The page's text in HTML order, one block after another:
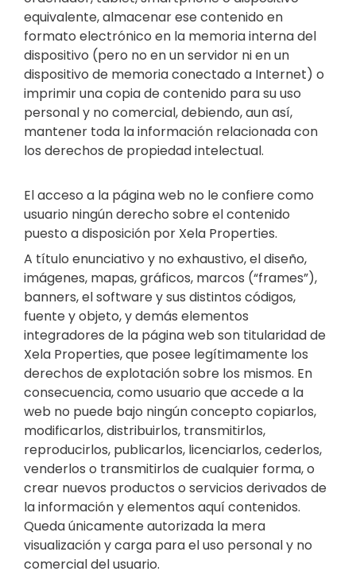
equivalente, almacenar ese contenido en
formato electrónico en la memoria interna del
dispositivo (pero no en un servidor ni en un
dispositivo de memoria conectado a Internet) o
imprimir una copia de contenido para su uso
personal y no comercial, debiendo, aun así,
mantener toda la información relacionada con
los derechos de propiedad intelectual.
El acceso a la página web no le confiere como
usuario ningún derecho sobre el contenido
puesto a disposición por Xela Properties.
A título enunciativo y no exhaustivo, el diseño,
imágenes, mapas, gráficos, marcos (“frames”),
banners, el software y sus distintos códigos,
fuente y objeto, y demás elementos
integradores de la página web son titularidad de
Xela Properties, que posee legítimamente los
derechos de explotación sobre los mismos. En
consecuencia, como usuario que accede a la
web no puede bajo ningún concepto copiarlos,
modificarlos, distribuirlos, transmitirlos,
reproducirlos, publicarlos, licenciarlos, cederlos,
venderlos o transmitirlos de cualquier forma, o
crear nuevos productos o servicios derivados de
la información y elementos aquí contenidos.
Queda únicamente autorizada la mera
visualización y carga para el uso personal y no
comercial del usuario.